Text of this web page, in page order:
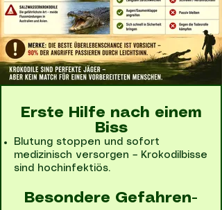
Erste Hilfe nach einem
Biss
Blutung stoppen und sofort
medizinisch versorgen – Krokodilbisse
sind hochinfektiös.
Besondere Gefahren-